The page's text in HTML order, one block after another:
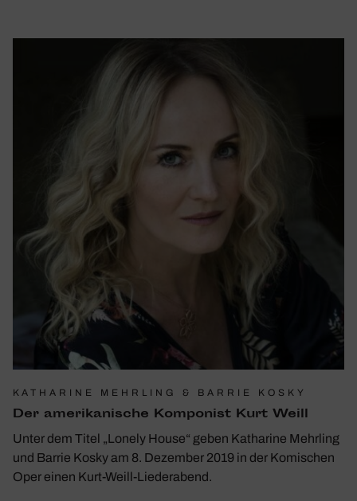
KATHARINE MEHRLING & BARRIE KOSKY
Der ameri­ka­ni­sche Kompo­nist Kurt Weill
Unter dem Titel „Lonely House“ geben Katharine Mehrling
und Barrie Kosky am 8. Dezember 2019 in der Komischen
Oper einen Kurt-Weill-Liederabend.